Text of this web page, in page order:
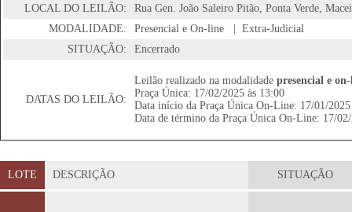
LOCAL DO LEILÃO:
Rua Gen. João Saleiro Pitão, Ponta Verde,
MODALIDADE:
Presencial e On-line | Extra-Judicial
SITUAÇÃO:
Encerrado
DATAS DO LEILÃO:
Leilão realizado na modalidade presencial e
Praça Única: 17/02/2025 às 13:00
Data início da Praça Única On-Line: 17/01/2025
Data de término da Praça Única On-Line: 17/
LOTE DESCRIÇÃO SITUAÇÃO